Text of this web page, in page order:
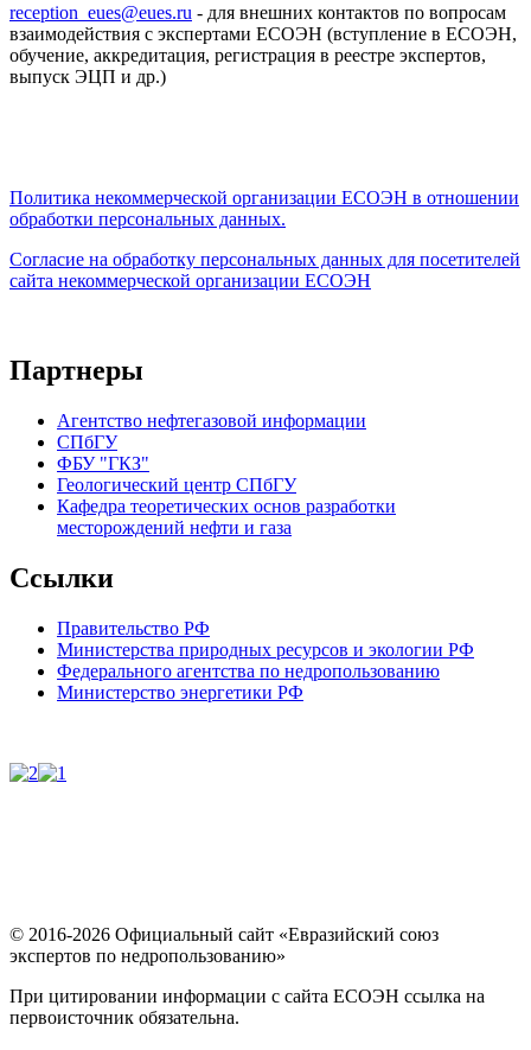
reception_eues@eues.ru - для внешних контактов по вопросам
взаимодействия с экспертами ЕСОЭН (вступление в ЕСОЭН,
обучение, аккредитация, регистрация в реестре экспертов,
выпуск ЭЦП и др.)
Политика некоммерческой организации ЕСОЭН в отношении
обработки персональных данных.
Согласие на обработку персональных данных для посетителей
сайта некоммерческой организации ЕСОЭН
Партнеры
Агентство нефтегазовой информации
СПбГУ
ФБУ "ГКЗ"
Геологический центр СПбГУ
Кафедра теоретических основ разработки
месторождений нефти и газа
Ссылки
Правительство РФ
Министерства природных ресурсов и экологии РФ
Федерального агентства по недропользованию
Министерство энергетики РФ
© 2016-2026 Официальный сайт «Евразийский союз
экспертов по недропользованию»
При цитировании информации с сайта ЕСОЭН ссылка на
первоисточник обязательна.